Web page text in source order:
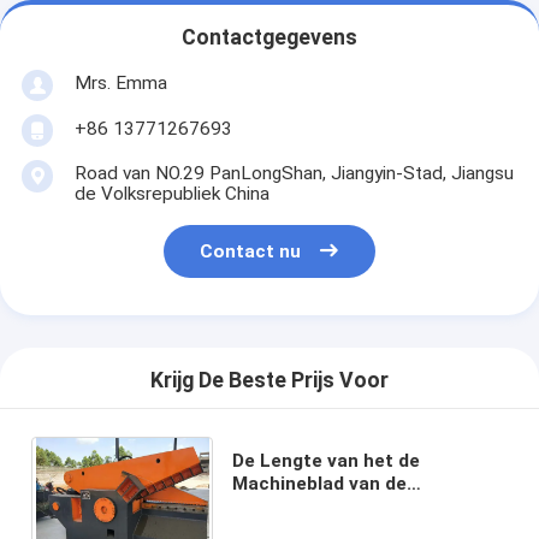
Contactgegevens
Mrs. Emma
+86 13771267693
Road van NO.29 PanLongShan, Jiangyin-Stad, Jiangsu
de Volksrepubliek China
Contact nu
Krijg De Beste Prijs Voor
De Lengte van het de
Machineblad van de